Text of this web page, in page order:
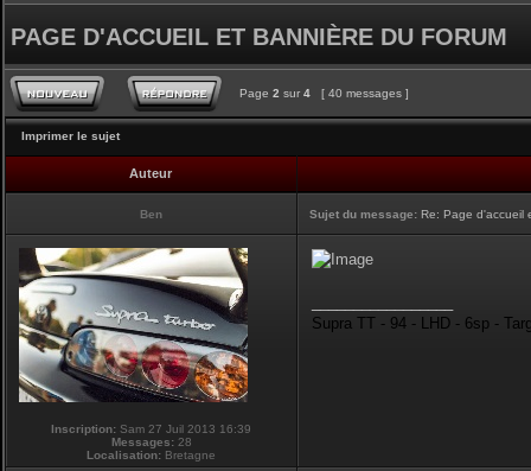
PAGE D'ACCUEIL ET BANNIÈRE DU FORUM
Page 2 sur 4 [ 40 messages ]
Imprimer le sujet
Auteur
Ben Sujet du message: Re: Page d'accueil
Inscription: Sam 27 Juil 2013 16:39
Messages: 28
Localisation: Bretagne
Supra TT - 94 - LHD - 6sp -